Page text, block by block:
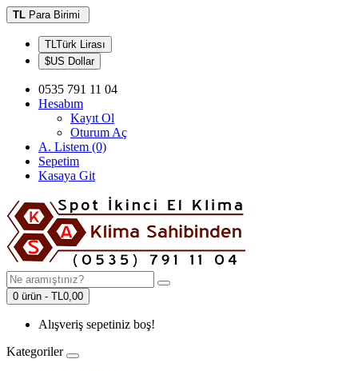
TL Para Birimi
TLTürk Lirası
$US Dollar
0535 791 11 04
Hesabım
Kayıt Ol
Oturum Aç
A. Listem (0)
Sepetim
Kasaya Git
0 ürün - TL0,00
Alışveriş sepetiniz boş!
Kategoriler